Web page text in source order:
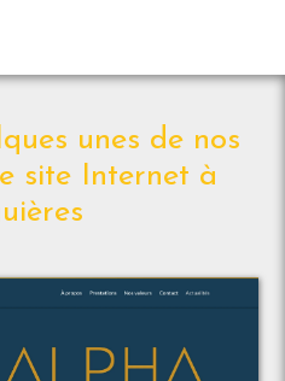
unes de nos
site Internet à